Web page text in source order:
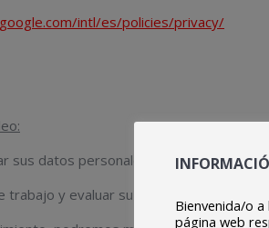
intl/es/policies/privacy/
sus datos personales con las
y evaluar su candidatura.
Bienvenida/o
página web